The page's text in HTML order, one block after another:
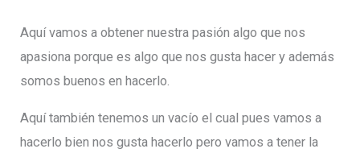
Aquí vamos a obtener nuestra pasión algo que nos
apasiona porque es algo que nos gusta hacer y además
somos buenos en hacerlo.
Aquí también tenemos un vacío el cual pues vamos a
hacerlo bien nos gusta hacerlo pero vamos a tener la